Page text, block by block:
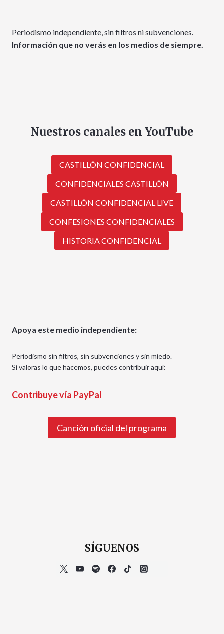
Periodismo independiente, sin filtros ni subvenciones.
Información que no verás en los medios de siempre.
Nuestros canales en YouTube
CASTILLÓN CONFIDENCIAL
CONFIDENCIALES CASTILLÓN
CASTILLÓN CONFIDENCIAL LIVE
CONFESIONES CONFIDENCIALES
HISTORIA CONFIDENCIAL
Apoya este medio independiente:
Periodismo sin filtros, sin subvenciones y sin miedo.
Si valoras lo que hacemos, puedes contribuir aquí:
Contribuye vía PayPal
Canción oficial del programa
SÍGUENOS